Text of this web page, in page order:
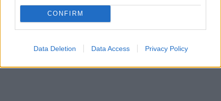
CONFIRM
Data Deletion Data Access Privacy Policy